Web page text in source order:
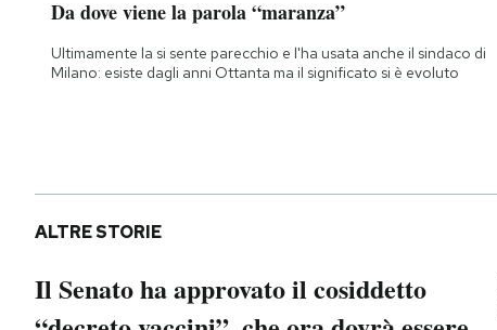
AREA PERSONALE
Area Personale
Da dove viene la parola “maranza”
Ultimamente la si sente parecchio e l'ha usata anche il sindaco di
Milano: esiste dagli anni Ottanta ma il significato si è evoluto
ALTRE STORIE
Il Senato ha approvato il cosiddetto